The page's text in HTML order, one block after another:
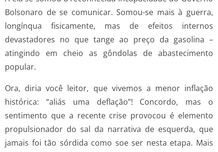
Bolsonaro de se comunicar. Somou-se mais à guerra,
longínqua fisicamente, mas de efeitos internos
devastadores no que tange ao preço da gasolina –
atingindo em cheio as gôndolas de abastecimento
popular.
Ora, diria você leitor, que vivemos a menor inflação
histórica: “aliás uma deflação”! Concordo, mas o
sentimento que a recente crise provocou é elemento
propulsionador do sal da narrativa de esquerda, que
jamais foi tão sórdida como soe ser nesta etapa. Mais